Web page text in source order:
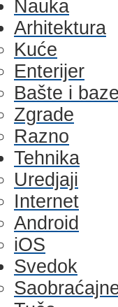
Nauka
Arhitektura
Kuće
Enterijer
Bašte i
Zgrade
Razno
Tehnika
Uredjaji
Internet
Android
iOS
Svedok